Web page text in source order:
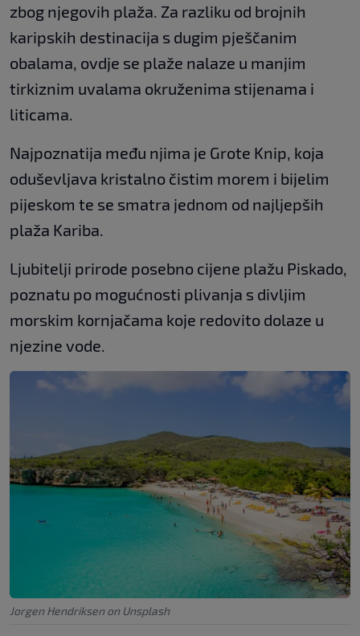
zbog njegovih plaža. Za razliku od brojnih
karipskih destinacija s dugim pješčanim
obalama, ovdje se plaže nalaze u manjim
tirkiznim uvalama okruženima stijenama i
liticama.
Najpoznatija među njima je Grote Knip, koja
oduševljava kristalno čistim morem i bijelim
pijeskom te se smatra jednom od najljepših
plaža Kariba.
Ljubitelji prirode posebno cijene plažu Piskado,
poznatu po mogućnosti plivanja s divljim
morskim kornjačama koje redovito dolaze u
njezine vode.
Jorgen Hendriksen on Unsplash